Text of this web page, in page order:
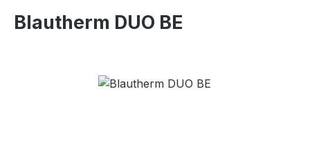
Blautherm DUO BE
Bildergalerie überspringen